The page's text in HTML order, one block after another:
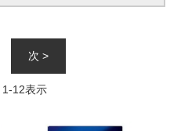
次 >
1-12表示